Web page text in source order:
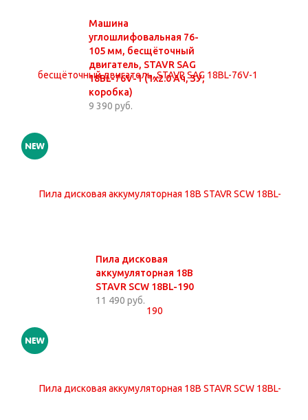
Машина
углошлифовальная 76-
105 мм, бесщёточный
двигатель, STAVR SAG
18BL-76V-1 (1х2.0 Ач, ЗУ,
коробка)
9 390 руб.
Пила дисковая
аккумуляторная 18В
STAVR SCW 18BL-190
11 490 руб.